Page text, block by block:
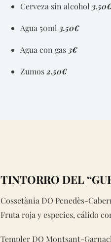
Cerveza sin alcohol 3.50€
Agua 50ml 3.50€
Agua con gas 3€
Zumos 2.50€
TINTORRO DEL
Cossetània DO Penedès-
Fruta roja y especies, cálido
Templer DO Montsant-